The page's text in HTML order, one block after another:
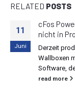
RELATED POSTS
und derzeit
Alternativen
Power Brain
Unsere